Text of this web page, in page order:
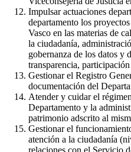
Impulsar actuaciones
departamento los
Vasco en las materias de
la ciudadanía,
gobernanza de los datos y
transparencia,
Gestionar el Registro
documentación del
Atender y cuidar el
Departamento y la
patrimonio adscrito al
Gestionar el
atención a la ciudadanía
relaciones con el Servicio